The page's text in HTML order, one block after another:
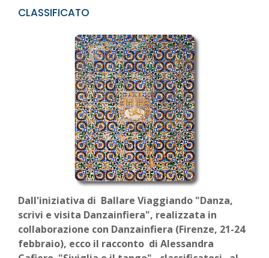
classificato
Dall'iniziativa di Ballare Viaggiando "Danza,
scrivi e visita Danzainfiera", realizzata in
collaborazione con Danzainfiera (Firenze, 21-24
febbraio), ecco il racconto di Alessandra